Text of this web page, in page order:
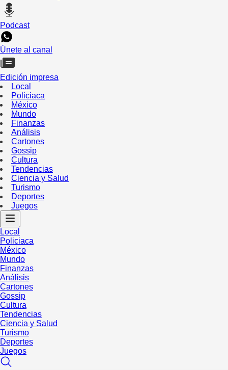
Podcast
Únete al canal
Edición impresa
Local
Policiaca
México
Mundo
Finanzas
Análisis
Cartones
Gossip
Cultura
Tendencias
Ciencia y Salud
Turismo
Deportes
Juegos
Local
Policiaca
México
Mundo
Finanzas
Análisis
Cartones
Gossip
Cultura
Tendencias
Ciencia y Salud
Turismo
Deportes
Juegos